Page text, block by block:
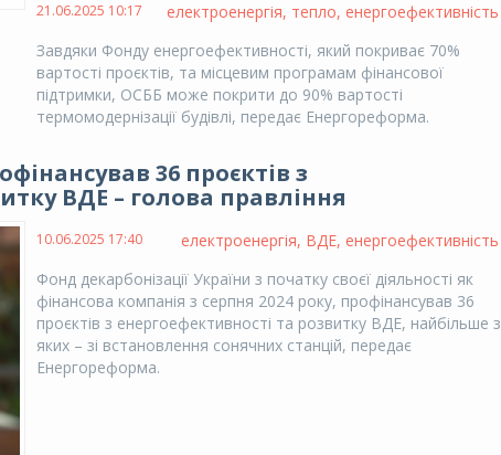
21.06.2025 10:17 електроенергія, тепло, енергоефективність
Завдяки Фонду енергоефективності, який покриває 70%
вартості проєктів, та місцевим програмам фінансової
підтримки, ОСББ може покрити до 90% вартості
термомодернізації будівлі, передає Енергореформа.
36 проєктів з
ВДЕ – голова правління
10.06.2025 17:40 електроенергія, ВДЕ, енергоефективність
Фонд декарбонізації України з початку своєї діяльності як
фінансова компанія з серпня 2024 року, профінансував 36
проєктів з енергоефективності та розвитку ВДЕ, найбільше з
яких – зі встановлення сонячних станцій, передає
Енергореформа.